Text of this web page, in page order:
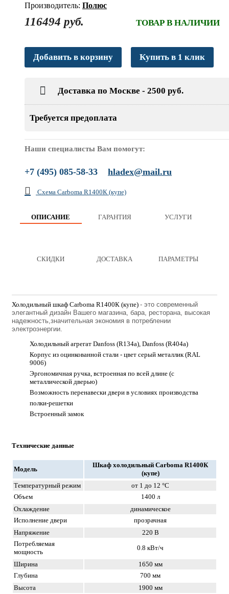
Производитель: Полюс
116494 руб. ТОВАР В НАЛИЧИИ
Добавить в корзину Купить в 1 клик
Доставка по Москве - 2500 руб.
Требуется предоплата
Наши специалисты Вам помогут:
+7 (495) 085-58-33 hladex@mail.ru
Схема Carboma R1400К (купе)
ОПИСАНИЕ ГАРАНТИЯ УСЛУГИ
СКИДКИ ДОСТАВКА ПАРАМЕТРЫ
Холодильный шкаф Carboma R1400К (купе) - это современный
элегантный дизайн Вашего магазина, бара, ресторана, высокая
надежность,значительная экономия в потреблении
электроэнергии.
Холодильный агрегат Danfoss (R134a), Danfoss (R404a)
Корпус из оцинкованной стали - цвет серый металлик (RAL
9006)
Эргономичная ручка, встроенная по всей длине (с
металлической дверью)
Возможность перенавески двери в условиях производства
полки-решетки
Встроенный замок
Технические данные
Модель
Шкаф холодильный Carboma R1400К
(купе)
Температурный режим
от 1 до 12 °C
Объем
1400 л
Охлаждение
динамическое
Исполнение двери
прозрачная
Напряжение
220 В
Потребляемая
мощность
0.8 кВт/ч
Ширина
1650 мм
Глубина
700 мм
Высота
1900 мм